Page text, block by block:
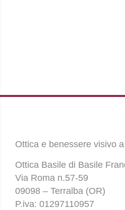
Ottica e benessere visivo
Ottica Basile di Basile
Via Roma n.57-59
09098 – Terralba (OR)
P.iva: 01297110957